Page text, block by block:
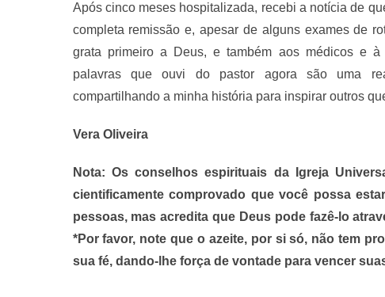
Após cinco meses hospitalizada, recebi a notícia de
completa remissão e, apesar de alguns exames de
grata primeiro a Deus, e também aos médicos e à
palavras que ouvi do pastor agora são uma
compartilhando a minha história para inspirar outros
Vera Oliveira
Nota: Os conselhos espirituais da Igreja
cientificamente comprovado que você possa
pessoas, mas acredita que Deus pode fazê-lo
*Por favor, note que o azeite, por si só, não tem
sua fé, dando-lhe força de vontade para vencer